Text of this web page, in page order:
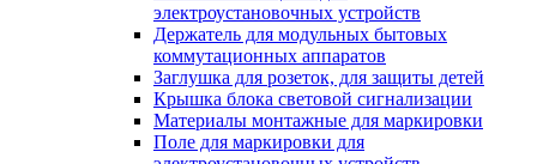
электроустановочных устройств
Держатель для модульных бытовых
коммутационных аппаратов
Заглушка для розеток, для защиты детей
Крышка блока световой сигнализации
Материалы монтажные для маркировки
Поле для маркировки для